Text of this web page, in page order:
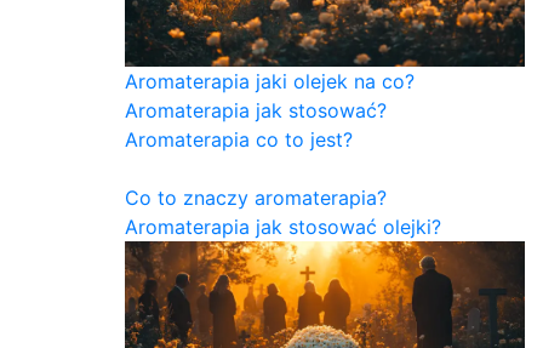
Aromaterapia jaki olejek na co?
Aromaterapia jak stosować?
Aromaterapia co to jest?
Co to znaczy aromaterapia?
Aromaterapia jak stosować olejki?